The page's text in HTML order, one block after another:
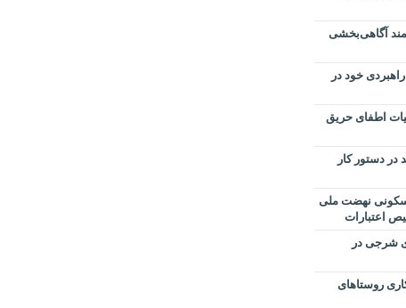
آگاهی‌بخشی
خود در
اطفای حریق
دستور کار
هزار واحد مسکونی نهضت ملی
اعتبارات
شرجی در
روستاهای